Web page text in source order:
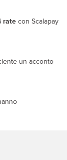
ratecon Scalapay
un acconto